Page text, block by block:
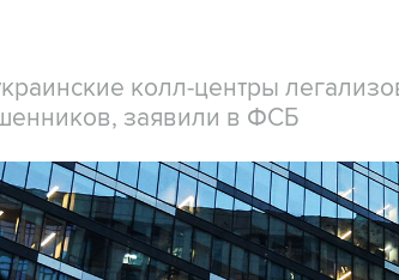
колл-центры
заявили в ФСБ